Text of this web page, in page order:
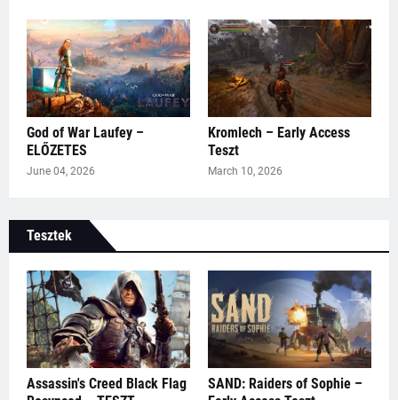
God of War Laufey –
ELŐZETES
June 04, 2026
Kromlech – Early Access
Teszt
March 10, 2026
Tesztek
Assassin's Creed Black Flag
SAND: Raiders of Sophie –